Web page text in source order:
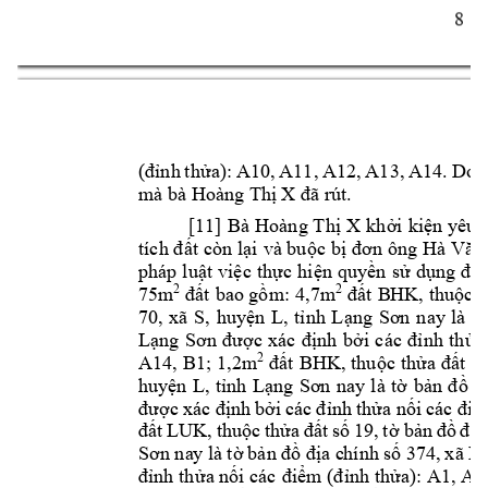
8
(đỉnh thửa): A10, A11, A12, A13, A14. Do
mà bà Hoàng Thị X đã rút.
[11] Bà Hoàng Thị X khởi kiện yêu
tích đất còn lại và buộc bị đơn ông Hà Văn
pháp luật việc thực hiện quyền sử dụng đấ
75m2 đất bao gồm: 4,7m2 đất BHK, thuộc
70, xã S, huyện L, tỉnh Lạng Sơn nay là
Lạng Sơn được xác định bởi các đỉnh thử
A14, B1; 1,2m2 đất BHK, thuộc thửa đất
huyện L, tỉnh Lạng Sơn nay là tờ bản đồ
được xác định bởi các đỉnh thửa nối các điể
đất LUK, thuộc thửa đất số 19, tờ bản đồđ
Sơn nay là tờbản đồ địa chính số 374, xã
đỉnh thửa nối các điểm (đỉnh thửa): A1,